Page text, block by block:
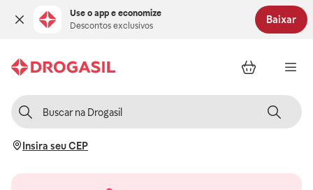
Use o app e economize
Descontos exclusivos
Baixar
Insira seu CEP